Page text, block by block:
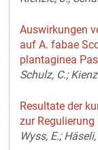
Auswirkungen
auf A. fabae
plantaginea
Schulz, C.;
Resultate der
zur
Wyss, E.;